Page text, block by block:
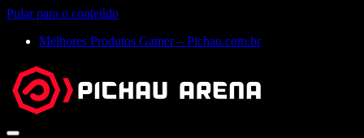
Pular para o conteúdo
Melhores Produtos Gamer – Pichau.com.br